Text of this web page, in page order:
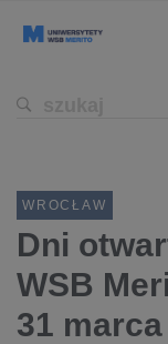
WROCŁAW
Dni
WSB
31